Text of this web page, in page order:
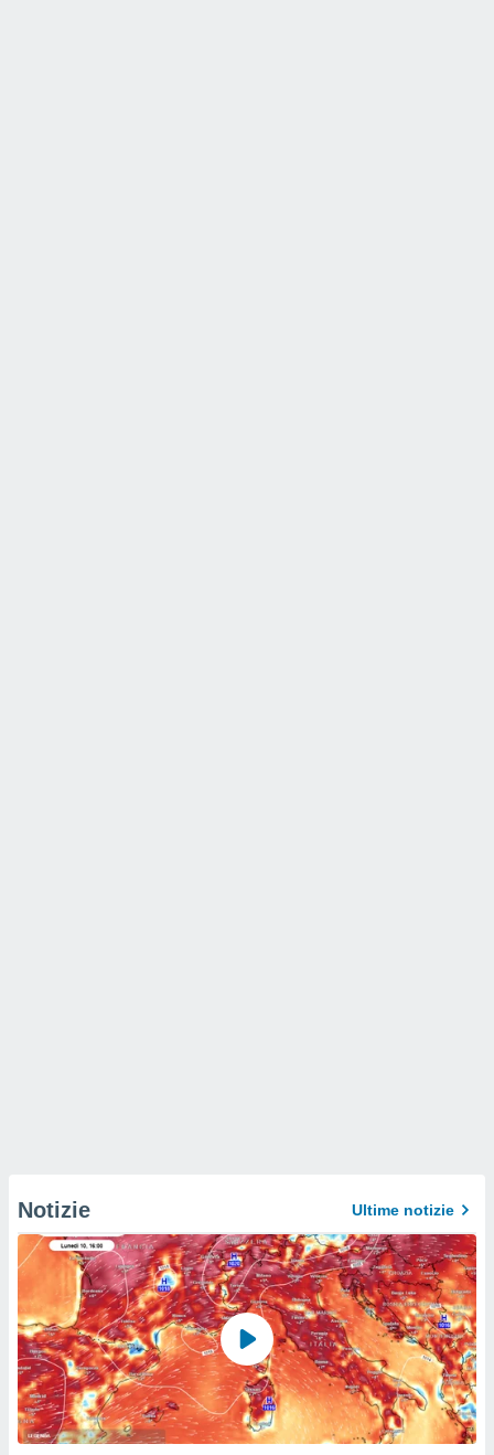
Notizie Ultime notizie